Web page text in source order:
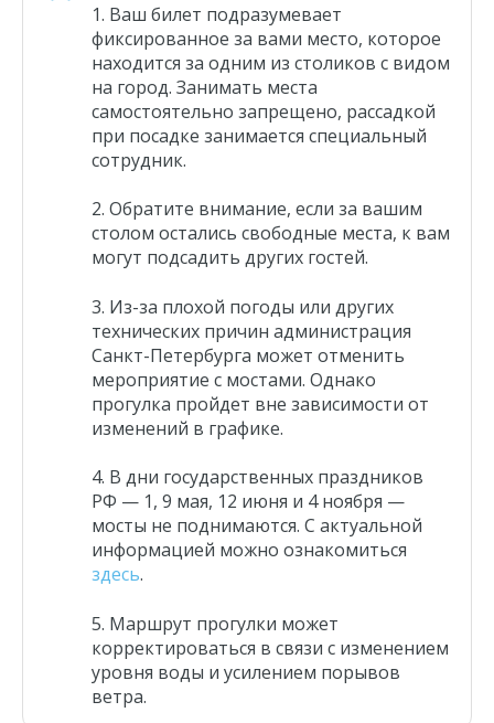
Ваш билет подразумевает
фиксированное за вами место, которое
находится за одним из столиков с видом
на город. Занимать места
самостоятельно запрещено, рассадкой
при посадке занимается специальный
сотрудник.
Обратите внимание, если за вашим
столом остались свободные места, к вам
могут подсадить других гостей.
Из-за плохой погоды или других
технических причин администрация
Санкт-Петербурга может отменить
мероприятие с мостами. Однако
прогулка пройдет вне зависимости от
изменений в графике.
В дни государственных праздников
РФ — 1, 9 мая, 12 июня и 4 ноября —
мосты не поднимаются. С актуальной
информацией можно ознакомиться
здесь.
Маршрут прогулки может
корректироваться в связи с изменением
уровня воды и усилением порывов
ветра.